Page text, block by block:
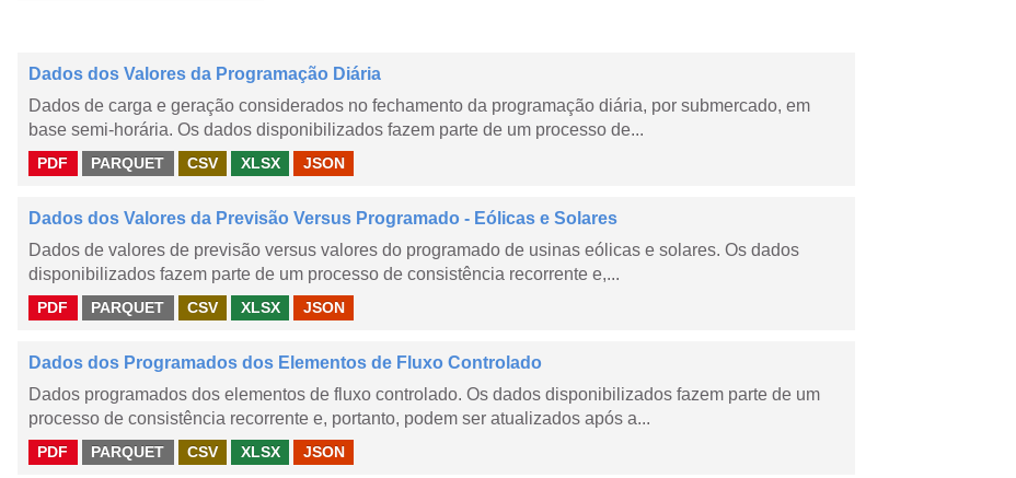
Dados dos Valores da Programação Diária
Dados de carga e geração considerados no fechamento da programação diária, por submercado, em
base semi-horária. Os dados disponibilizados fazem parte de um processo de...
PDF PARQUET CSV XLSX JSON
Dados dos Valores da Previsão Versus Programado - Eólicas e Solares
Dados de valores de previsão versus valores do programado de usinas eólicas e solares. Os dados
disponibilizados fazem parte de um processo de consistência recorrente e,...
PDF PARQUET CSV XLSX JSON
Dados dos Programados dos Elementos de Fluxo Controlado
Dados programados dos elementos de fluxo controlado. Os dados disponibilizados fazem parte de um
processo de consistência recorrente e, portanto, podem ser atualizados após a...
PDF PARQUET CSV XLSX JSON